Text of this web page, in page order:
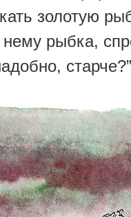
золотую
рыбка,
старче?”